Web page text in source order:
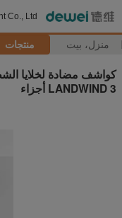
Co., Ltd
منزل، بيت منتجات
كواشف مضادة لخلايا
LANDWIND 3 أجزاء